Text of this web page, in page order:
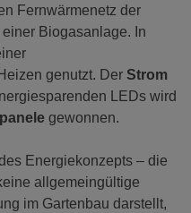
Fernwärmenetz der
Biogasanlage. In
genutzt. Der Strom
LEDs wird
gewonnen.
Energiekonzepts – die
allgemeingültige
im Gartenbau darstellt,